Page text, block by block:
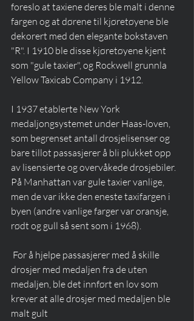
foreslo at taxiene deres ble malt i denne
fargen og at dørene til kjøretøyene ble
dekorert med den elegante bokstaven
"R". I 1910 ble disse kjøretøyene kjent
som "gule taxier", og Rockwell grunnla
Yellow Taxicab Company i 1912.
I 1937 etablerte New York
medaljongsystemet under Haas-loven,
som begrenset antall drosjelisenser og
bare tillot passasjerer å bli plukket opp
av lisensierte og overvåkede drosjebiler.
På Manhattan var gule taxier vanlige,
men de var ikke den eneste taxifargen i
byen (andre vanlige farger var oransje,
rødt og gull så sent som i 1968).
drosjer med medaljen fra de uten
medaljen, ble det innført en lov som
krever at alle drosjer med medaljen ble
malt gult